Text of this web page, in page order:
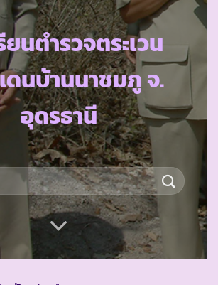
ยนตำรวจตระเวน
นบ้านนาชมภู จ.
อุดรธานี